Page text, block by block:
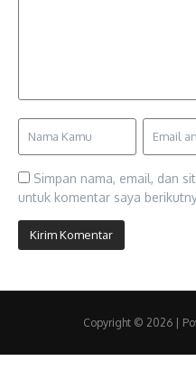
Simpan nama, email, dan
untuk komentar saya
Copyright © 2026 |